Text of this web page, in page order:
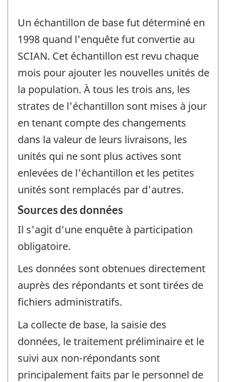
Un échantillon de base fut déterminé en
1998 quand l'enquête fut convertie au
SCIAN. Cet échantillon est revu chaque
mois pour ajouter les nouvelles unités de
la population. À tous les trois ans, les
strates de l'échantillon sont mises à jour
en tenant compte des changements
dans la valeur de leurs livraisons, les
unités qui ne sont plus actives sont
enlevées de l'échantillon et les petites
unités sont remplacés par d'autres.
Sources des données
Il s'agit d'une enquête à participation
obligatoire.
Les données sont obtenues directement
auprès des répondants et sont tirées de
fichiers administratifs.
La collecte de base, la saisie des
données, le traitement préliminaire et le
suivi aux non-répondants sont
principalement faits par le personnel de